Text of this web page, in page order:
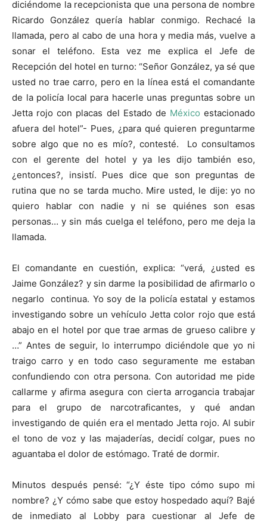
diciéndome la recepcionista que una persona de nombre
Ricardo González quería hablar conmigo. Rechacé la
llamada, pero al cabo de una hora y media más, vuelve a
sonar el teléfono. Esta vez me explica el Jefe de
Recepción del hotel en turno: “Señor González, ya sé que
usted no trae carro, pero en la línea está el comandante
de la policía local para hacerle unas preguntas sobre un
Jetta rojo con placas del Estado de México estacionado
afuera del hotel”- Pues, ¿para qué quieren preguntarme
sobre algo que no es mío?, contesté. Lo consultamos
con el gerente del hotel y ya les dijo también eso,
¿entonces?, insistí. Pues dice que son preguntas de
rutina que no se tarda mucho. Mire usted, le dije: yo no
quiero hablar con nadie y ni se quiénes son esas
personas… y sin más cuelga el teléfono, pero me deja la
llamada.
El comandante en cuestión, explica: “verá, ¿usted es
Jaime González? y sin darme la posibilidad de afirmarlo o
negarlo continua. Yo soy de la policía estatal y estamos
investigando sobre un vehículo Jetta color rojo que está
abajo en el hotel por que trae armas de grueso calibre y
…” Antes de seguir, lo interrumpo diciéndole que yo ni
traigo carro y en todo caso seguramente me estaban
confundiendo con otra persona. Con autoridad me pide
callarme y afirma asegura con cierta arrogancia trabajar
para el grupo de narcotraficantes, y qué andan
investigando de quién era el mentado Jetta rojo. Al subir
el tono de voz y las majaderías, decidí colgar, pues no
aguantaba el dolor de estómago. Traté de dormir.
Minutos después pensé: “¿Y éste tipo cómo supo mi
nombre? ¿Y cómo sabe que estoy hospedado aquí? Bajé
de inmediato al Lobby para cuestionar al Jefe de